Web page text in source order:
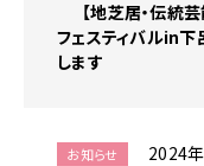
【地芝居・伝統
フェスティバルin
します
お知らせ 2024